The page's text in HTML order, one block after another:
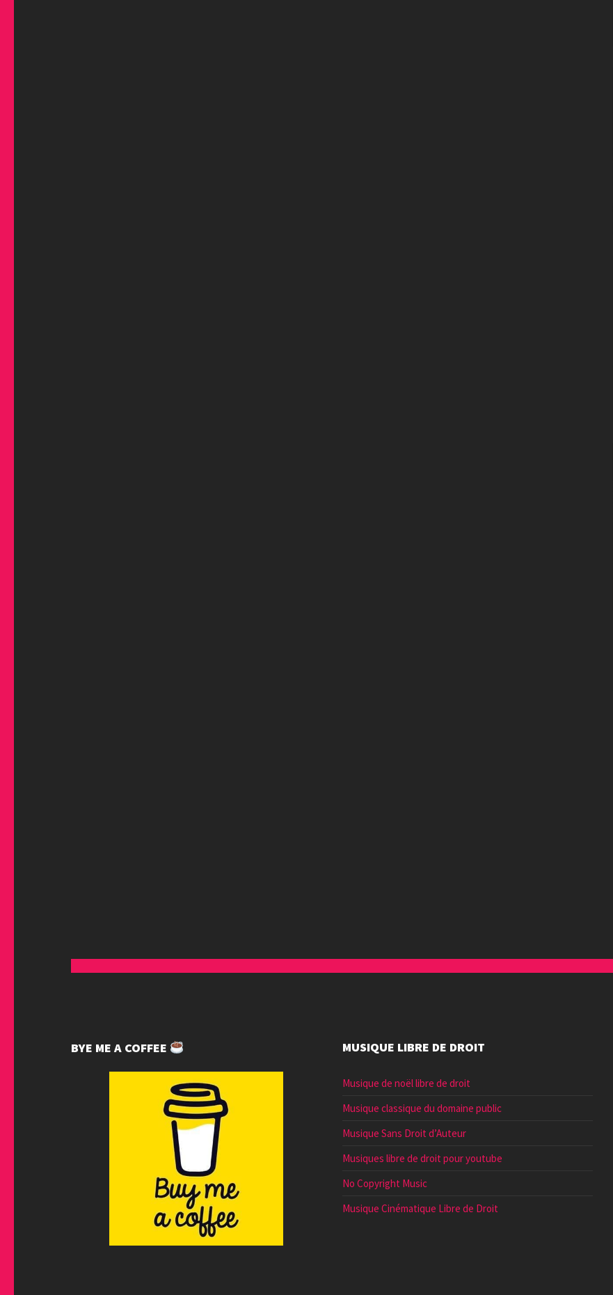
BYE ME A COFFEE MUSIQUE LIBRE DE DROIT
Musique de noël libre de droit
Musique classique du domaine public
Musique Sans Droit d’Auteur
Musiques libre de droit pour youtube
No Copyright Music
Musique Cinématique Libre de Droit